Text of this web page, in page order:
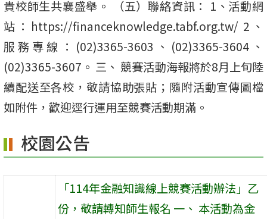
貴校師生共襄盛舉。 （五）聯絡資訊： 1、活動網
站：https://financeknowledge.tabf.org.tw/ 2、
服務專線：(02)3365-3603、(02)3365-3604、
(02)3365-3607。 三、 競賽活動海報將於8月上旬陸
續配送至各校，敬請協助張貼；隨附活動宣傳圖檔
如附件，歡迎逕行運用至競賽活動期滿。
校園公告
「114年金融知識線上競賽活動辦法」乙
份，敬請轉知師生報名 一、 本活動為金